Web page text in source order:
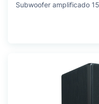
Subwoofer amplificado